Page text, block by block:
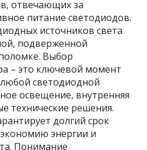
отвечающих за
питание светодиодов.
источников света
подверженной
Выбор
– это ключевой момент
светодиодной
освещение, внутренняя
технические решения.
долгий срок
энергии и
Понимание